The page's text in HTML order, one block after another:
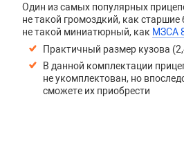
Один из самых популярных
не такой громоздкий, как старшие
не такой миниатюрный, как МЗСА
Практичный размер кузова
В данной комплектации
не укомплектован, но
сможете их приобрести